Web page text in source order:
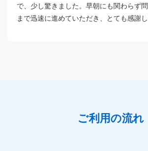
で、少し驚きました。早朝にも関わらず
まで迅速に進めていただき、とても感謝し
ご利用の流れ